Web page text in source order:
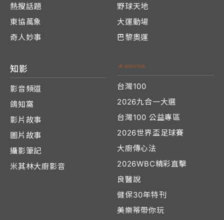
熱搜話題
東協萬象
奇人妙事
野球天地
大運動場
巴黎奧運
知影
影音頻道
鴿知窩
影片故事
圖片故事
攝影筆記
米其林大廚影音
台灣100
2026九合一大選
台灣100 公益專區
2026世界盃足球賽
大廚傳心法
2026WBC精彩直擊
良醫說
健保30年特刊
美樂蒂帶你玩